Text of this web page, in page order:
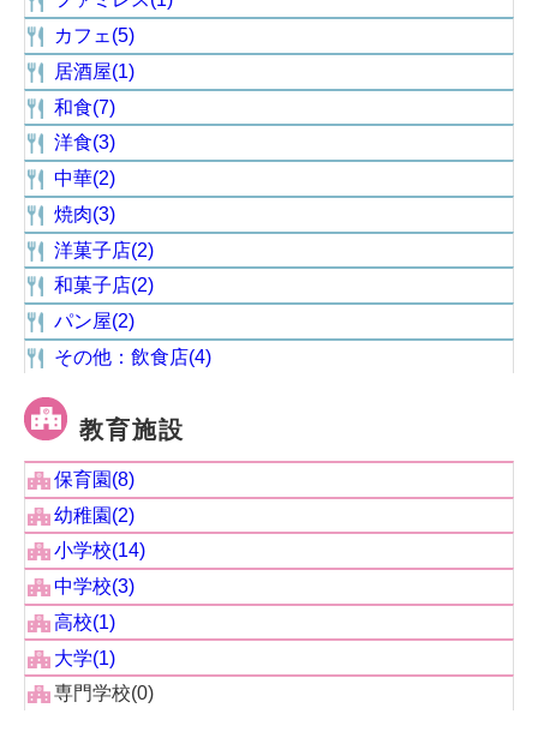
カフェ(5)
居酒屋(1)
和食(7)
洋食(3)
中華(2)
焼肉(3)
洋菓子店(2)
和菓子店(2)
パン屋(2)
その他：飲食店(4)
教育施設
保育園(8)
幼稚園(2)
小学校(14)
中学校(3)
高校(1)
大学(1)
専門学校(0)